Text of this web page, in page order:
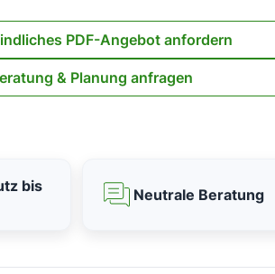
PDF-Angebot anfordern
& Planung anfragen
bis
Neutrale Beratung